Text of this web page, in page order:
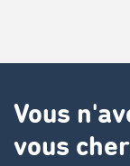
Vous
vous